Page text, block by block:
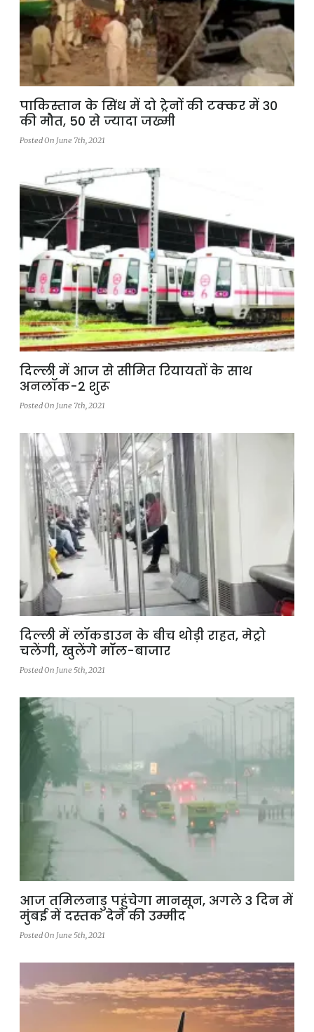
पाकिस्तान के सिंध में दो ट्रेनों की टक्कर में 30
की मौत, 50 से ज्यादा जख्मी
Posted On June 7th, 2021
दिल्ली में आज से सीमित रियायतों के साथ
अनलॉक-2 शुरू
Posted On June 7th, 2021
दिल्ली में लॉकडाउन के बीच थोड़ी राहत, मेट्रो
चलेंगी, खुलेंगे मॉल-बाजार
Posted On June 5th, 2021
आज तमिलनाडु पहुंचेगा मानसून, अगले 3 दिन में
मुंबई में दस्तक देने की उम्मीद
Posted On June 5th, 2021